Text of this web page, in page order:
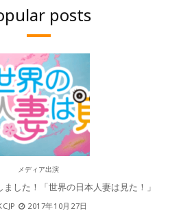
posts
メディア出演
した！「世界の日本人妻は見た！」
2017年10月27日